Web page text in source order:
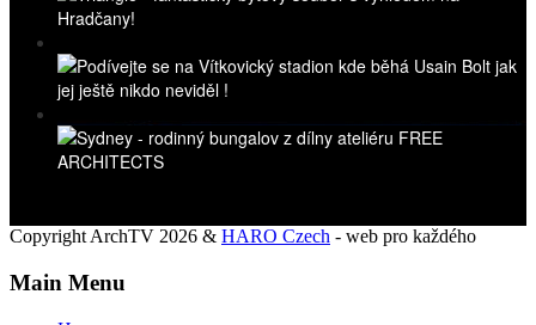
Copyright ArchTV 2026 & HARO Czech - web pro každého
Main Menu